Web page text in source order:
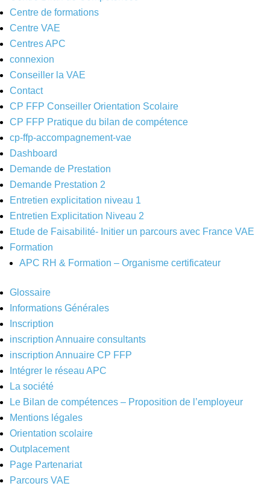
Centre de formations
Centre VAE
Centres APC
connexion
Conseiller la VAE
Contact
CP FFP Conseiller Orientation Scolaire
CP FFP Pratique du bilan de compétence
cp-ffp-accompagnement-vae
Dashboard
Demande de Prestation
Demande Prestation 2
Entretien explicitation niveau 1
Entretien Explicitation Niveau 2
Etude de Faisabilité- Initier un parcours avec France VAE
Formation
APC RH & Formation – Organisme certificateur
Glossaire
Informations Générales
Inscription
inscription Annuaire consultants
inscription Annuaire CP FFP
Intégrer le réseau APC
La société
Le Bilan de compétences – Proposition de l’employeur
Mentions légales
Orientation scolaire
Outplacement
Page Partenariat
Parcours VAE